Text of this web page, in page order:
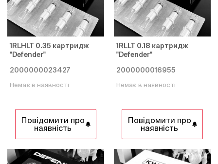
1RLHLT 0.35 картридж
"Defender"
2000000023427
Немає в наявності
Повідомити про
наявність
1RLLT 0.18 картридж
"Defender"
2000000016955
Немає в наявності
Повідомити про
наявність